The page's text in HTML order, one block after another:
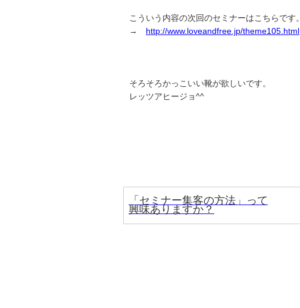
こういう内容の次回のセミナーはこちらです。
→ http://www.loveandfree.jp/theme105.html
そろそろかっこいい靴が欲しいです。
レッツアヒージョ^^
「セミナー集客の方法」って
興味ありますか？